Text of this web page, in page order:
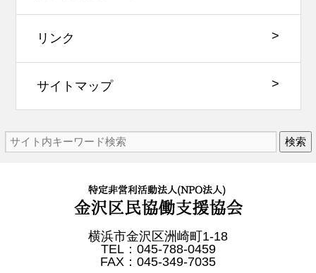
リンク
サイトマップ
検索
横浜市金沢区洲崎町1-18
TEL：045-788-0459
FAX：045-349-7035